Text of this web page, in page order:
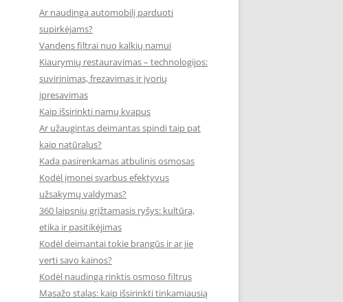
Ar naudinga automobilį parduoti
supirkėjams?
Vandens filtrai nuo kalkių namui
Kiaurymių restauravimas – technologijos:
suvirinimas, frezavimas ir įvorių
įpresavimas
Kaip išsirinkti namų kvapus
Ar užaugintas deimantas spindi taip pat
kaip natūralus?
Kada pasirenkamas atbulinis osmosas
Kodėl įmonei svarbus efektyvus
užsakymų valdymas?
360 laipsnių grįžtamasis ryšys: kultūra,
etika ir pasitikėjimas
Kodėl deimantai tokie brangūs ir ar jie
verti savo kainos?
Kodėl naudinga rinktis osmoso filtrus
Masažo stalas: kaip išsirinkti tinkamiausią